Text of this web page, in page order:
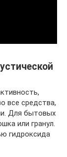
все средства,
Для бытовых
или гранул.
гидроксида